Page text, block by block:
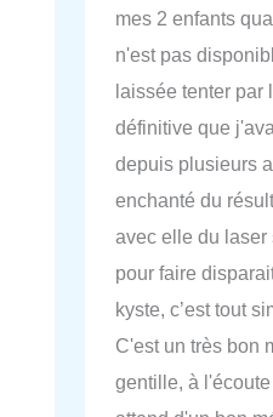
mes 2 enfants
n'est pas
laissée tenter par
définitive que
depuis plusieurs
enchanté du
avec elle du laser
pour faire
kyste, c’est tout
C'est un très bon
gentille, à